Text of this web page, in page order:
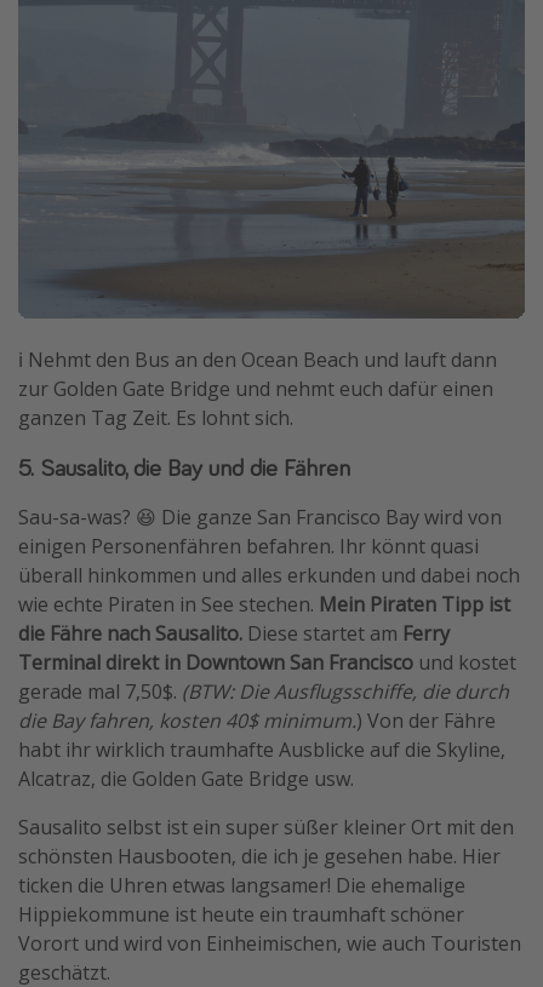
ℹ️ Nehmt den Bus an den Ocean Beach und lauft dann
zur Golden Gate Bridge und nehmt euch dafür einen
ganzen Tag Zeit. Es lohnt sich.
5. Sausalito, die Bay und die Fähren
Sau-sa-was? 😆 Die ganze San Francisco Bay wird von
einigen Personenfähren befahren. Ihr könnt quasi
überall hinkommen und alles erkunden und dabei noch
wie echte Piraten in See stechen. Mein Piraten Tipp ist
die Fähre nach Sausalito. Diese startet am Ferry
Terminal direkt in Downtown San Francisco und kostet
gerade mal 7,50$. (BTW: Die Ausflugsschiffe, die durch
die Bay fahren, kosten 40$ minimum.) Von der Fähre
habt ihr wirklich traumhafte Ausblicke auf die Skyline,
Alcatraz, die Golden Gate Bridge usw.
Sausalito selbst ist ein super süßer kleiner Ort mit den
schönsten Hausbooten, die ich je gesehen habe. Hier
ticken die Uhren etwas langsamer! Die ehemalige
Hippiekommune ist heute ein traumhaft schöner
Vorort und wird von Einheimischen, wie auch Touristen
geschätzt.